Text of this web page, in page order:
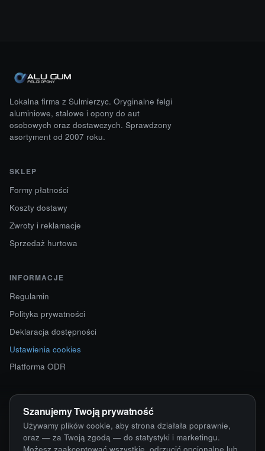
Lokalna firma z Sulmierzyc. Oryginalne felgi
aluminiowe, stalowe i opony do aut
osobowych oraz dostawczych. Sprawdzony
asortyment od 2007 roku.
SKLEP
Formy płatności
Koszty dostawy
Zwroty i reklamacje
Sprzedaż hurtowa
INFORMACJE
Regulamin
Polityka prywatności
Deklaracja dostępności
Ustawienia cookies
Platforma ODR
KONTAKT
ul. Starokościelna 12
63-750 Sulmierzyce
Szanujemy Twoją prywatność
Używamy plików cookie, aby strona działała poprawnie,
oraz — za Twoją zgodą — do statystyki i marketingu.